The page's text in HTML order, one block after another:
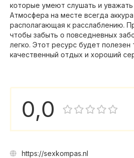
которые умеют слушать и уважать
Атмосфера на месте всегда
располагающая к расслаблению.
чтобы забыть о повседневных
легко. Этот ресурс будет
качественный отдых и хороший
0,0
https://sexkompas.nl